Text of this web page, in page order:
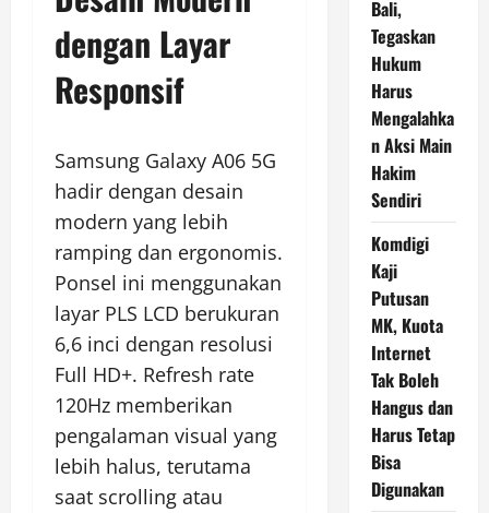
dengan Layar
Responsif
Samsung Galaxy A06 5G
hadir dengan desain
modern yang lebih
ramping dan ergonomis.
Ponsel ini menggunakan
layar PLS LCD berukuran
6,6 inci dengan resolusi
Full HD+. Refresh rate
120Hz memberikan
pengalaman visual yang
lebih halus, terutama
saat scrolling atau
Bali,
Tegaskan
Hukum
Harus
Mengalahka
n Aksi Main
Hakim
Sendiri
Komdigi
Kaji
Putusan
MK, Kuota
Internet
Tak Boleh
Hangus dan
Harus Tetap
Bisa
Digunakan